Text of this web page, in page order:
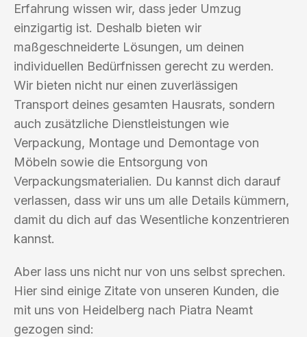
Erfahrung wissen wir, dass jeder Umzug
einzigartig ist. Deshalb bieten wir
maßgeschneiderte Lösungen, um deinen
individuellen Bedürfnissen gerecht zu werden.
Wir bieten nicht nur einen zuverlässigen
Transport deines gesamten Hausrats, sondern
auch zusätzliche Dienstleistungen wie
Verpackung, Montage und Demontage von
Möbeln sowie die Entsorgung von
Verpackungsmaterialien. Du kannst dich darauf
verlassen, dass wir uns um alle Details kümmern,
damit du dich auf das Wesentliche konzentrieren
kannst.
Aber lass uns nicht nur von uns selbst sprechen.
Hier sind einige Zitate von unseren Kunden, die
mit uns von Heidelberg nach Piatra Neamt
gezogen sind: